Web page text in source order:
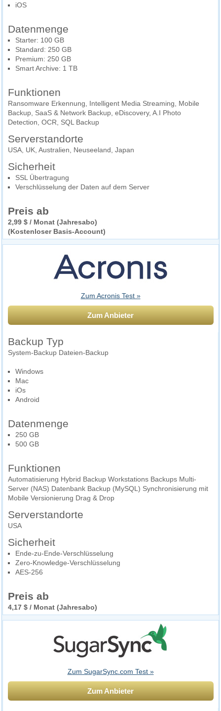
iOS
Datenmenge
Starter: 100 GB
Standard: 250 GB
Premium: 250 GB
Smart Archive: 1 TB
Funktionen
Ransomware Erkennung, Intelligent Media Streaming, Mobile
Backup, SaaS & Network Backup, eDiscovery, A.I Photo
Detection, OCR, SQL Backup
Serverstandorte
USA, UK, Australien, Neuseeland, Japan
Sicherheit
SSL Übertragung
Verschlüsselung der Daten auf dem Server
Preis ab
2,99 $ / Monat (Jahresabo)
(Kostenloser Basis-Account)
Zum Acronis Test »
Zum Anbieter
Backup Typ
System-Backup Dateien-Backup
Windows
Mac
iOs
Android
Datenmenge
250 GB
500 GB
Funktionen
Automatisierung Hybrid Backup Workstations Backups Multi-
Server (NAS) Datenbank Backup (MySQL) Synchronisierung mit
Mobile Versionierung Drag & Drop
Serverstandorte
USA
Sicherheit
Ende-zu-Ende-Verschlüsselung
Zero-Knowledge-Verschlüsselung
AES-256
Preis ab
4,17 $ / Monat (Jahresabo)
Zum SugarSync.com Test »
Zum Anbieter